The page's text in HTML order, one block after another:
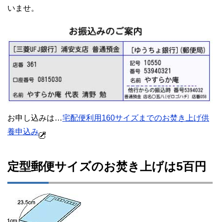
いませ。
お申し込みは…宅配便利用160サイズまでのお焚き上げ供
養申込み
定型郵便サイズのお焚き上げは5百円